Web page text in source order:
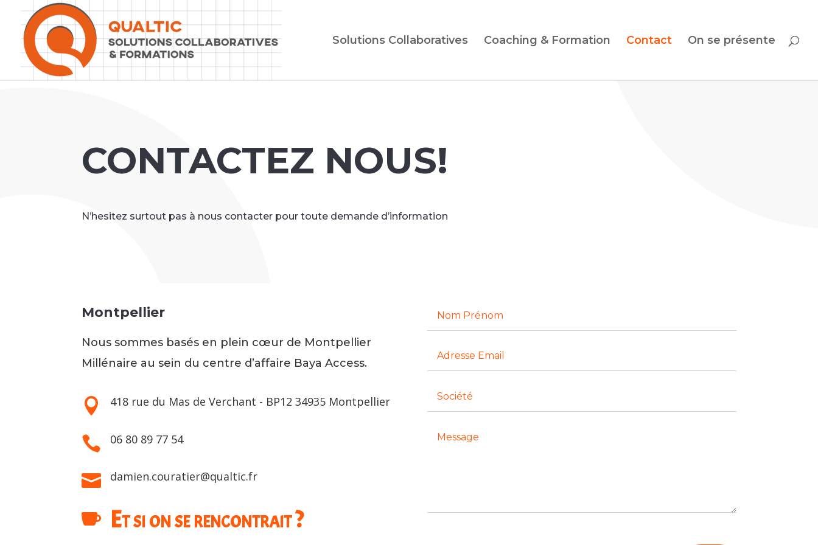
Solutions Collaboratives Coaching & Formation Contact On se présente
CONTACTEZ NOUS!
N’hesitez surtout pas à nous contacter pour toute demande d’information
Montpellier
Nous sommes basés en plein cœur de Montpellier
Millénaire au sein du centre d’affaire Baya Access.
 418 rue du Mas de Verchant - BP12 34935 Montpellier
 06 80 89 77 54
 damien.couratier@qualtic.fr
 Et si on se rencontrait ?